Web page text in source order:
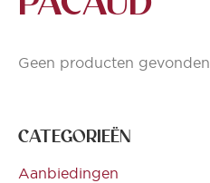
CATEGORIEËN
Aanbiedingen
Geen producten gevonden